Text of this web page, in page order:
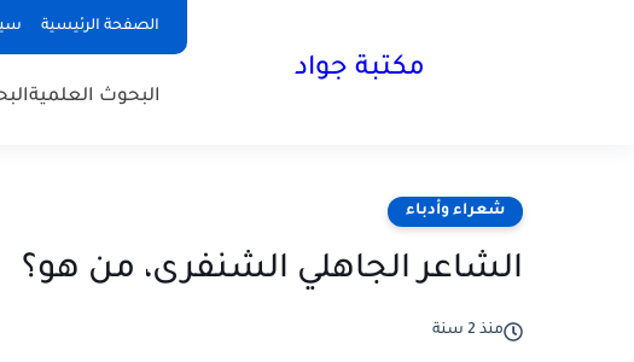
الصفحة الرئيسية
مكتبة جواد
البحوث العلمية
شعراء وأدباء
الشاعر الجاهلي الشنفرى، من هو؟
منذ 2 سنة